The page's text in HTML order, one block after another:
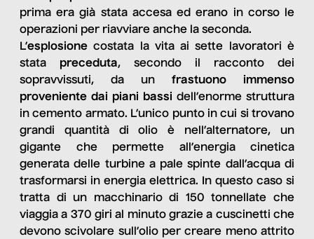
prima era già stata accesa ed erano in corso le
operazioni per riavviare anche la seconda.
L’esplosione costata la vita ai sette lavoratori è
stata preceduta, secondo il racconto dei
sopravvissuti, da un frastuono immenso
proveniente dai piani bassi dell’enorme struttura
in cemento armato. L’unico punto in cui si trovano
grandi quantità di olio è nell’alternatore, un
gigante che permette all’energia cinetica
generata delle turbine a pale spinte dall’acqua di
trasformarsi in energia elettrica. In questo caso si
tratta di un macchinario di 150 tonnellate che
viaggia a 370 giri al minuto grazie a cuscinetti che
devono scivolare sull’olio per creare meno attrito